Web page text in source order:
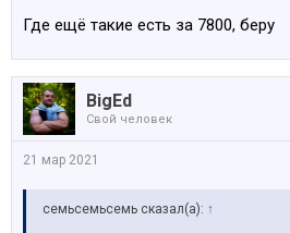
Где ещё такие есть за 7800, беру
BigEd
Свой человек
21 мар 2021
семьсемьсемь сказал(а): ↑